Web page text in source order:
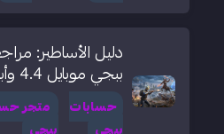
دليل الأساطير:
ببجي موبايل 4.4 وأبرز الميزات الجديدة
حسابات
متجر